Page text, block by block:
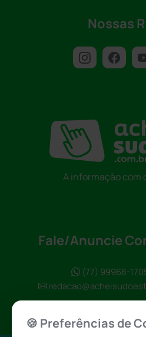
Nossas
A informação com
Fale/Anuncie
(77) 99968-
🍪 Preferências de